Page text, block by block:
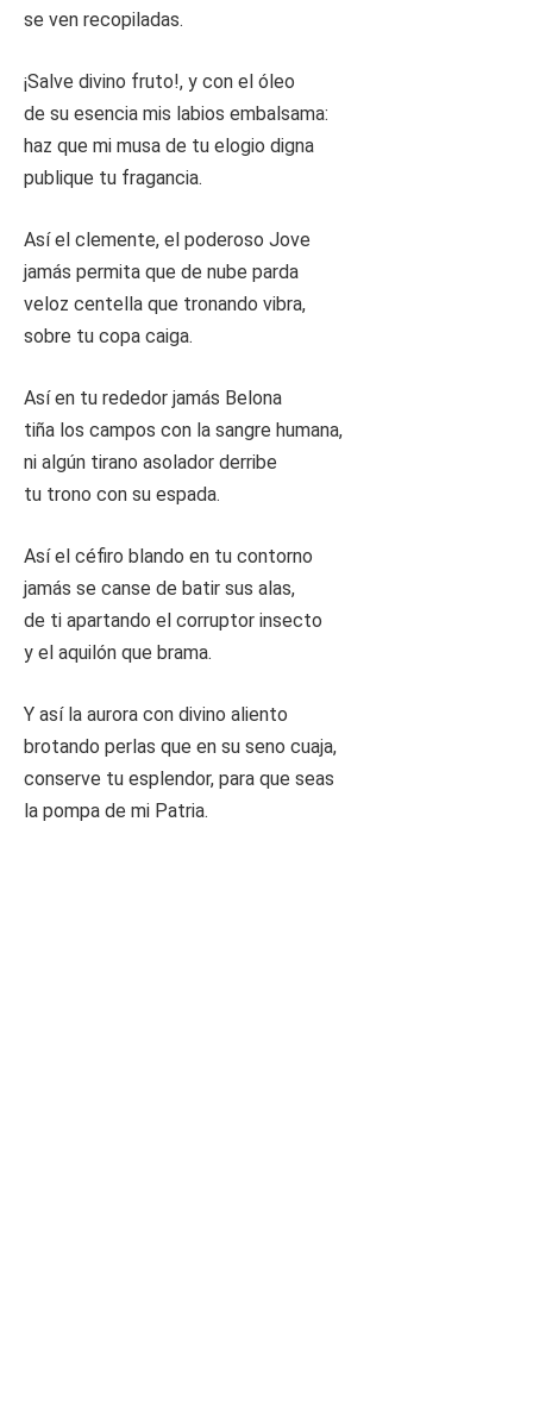
se ven recopiladas.
¡Salve divino fruto!, y con el óleo
de su esencia mis labios embalsama:
haz que mi musa de tu elogio digna
publique tu fragancia.
Así el clemente, el poderoso Jove
jamás permita que de nube parda
veloz centella que tronando vibra,
sobre tu copa caiga.
Así en tu rededor jamás Belona
tiña los campos con la sangre humana,
ni algún tirano asolador derribe
tu trono con su espada.
Así el céfiro blando en tu contorno
jamás se canse de batir sus alas,
de ti apartando el corruptor insecto
y el aquilón que brama.
Y así la aurora con divino aliento
brotando perlas que en su seno cuaja,
conserve tu esplendor, para que seas
la pompa de mi Patria.